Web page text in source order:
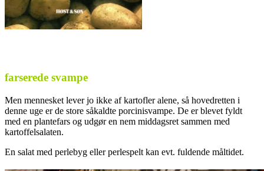
farserede svampe
Men mennesket lever jo ikke af kartofler alene, så hovedretten i
denne uge er de store såkaldte porcinisvampe. De er blevet fyldt
med en plantefars og udgør en nem middagsret sammen med
kartoffelsalaten.
En salat med perlebyg eller perlespelt kan evt. fuldende måltidet.